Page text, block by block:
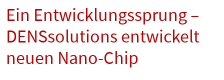
Ein Entwicklungssprung –
DENSsolutions entwickelt
neuen Nano-Chip